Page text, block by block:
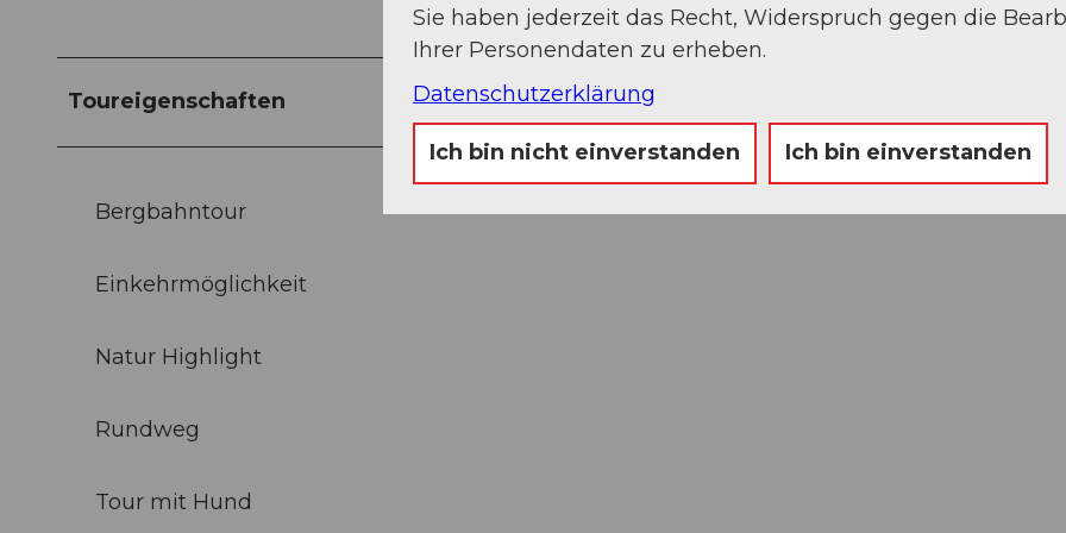
Toureigenschaften
Bergbahntour
Einkehrmöglichkeit
Natur Highlight
Rundweg
Tour mit Hund
Sie haben jederzeit das Recht, Widerspruch gegen die
Ihrer Personendaten zu erheben.
Datenschutzerklärung
Ich bin nicht einverstanden Ich bin einverstanden